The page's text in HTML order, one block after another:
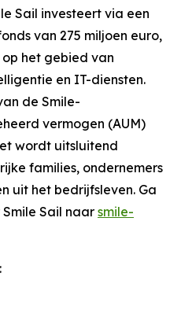
Sail investeert via een
van 275 miljoen euro,
het gebied van
en IT-diensten.
de Smile-
vermogen (AUM)
wordt uitsluitend
families, ondernemers
uit het bedrijfsleven. Ga
Sail naar smile-